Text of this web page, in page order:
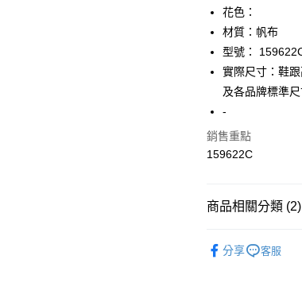
【關於「AFTEE先享
AFTEE先享後付是
便利好安心！
１．簡單：不需註冊
２．便利：只要手
【「AFTEE先享後付
付」結帳頁面，進行
２．訂單成立數日內
絡購買商品的店家。
是否繳費成功／繳
運送方式
全家取貨付款
免運費
免運費
免運費
花色：
材質：帆布
型號：
實際尺寸：鞋
及各品牌標準
-
銷售重點
159622C
商品相關分類 (2)
分享 客服